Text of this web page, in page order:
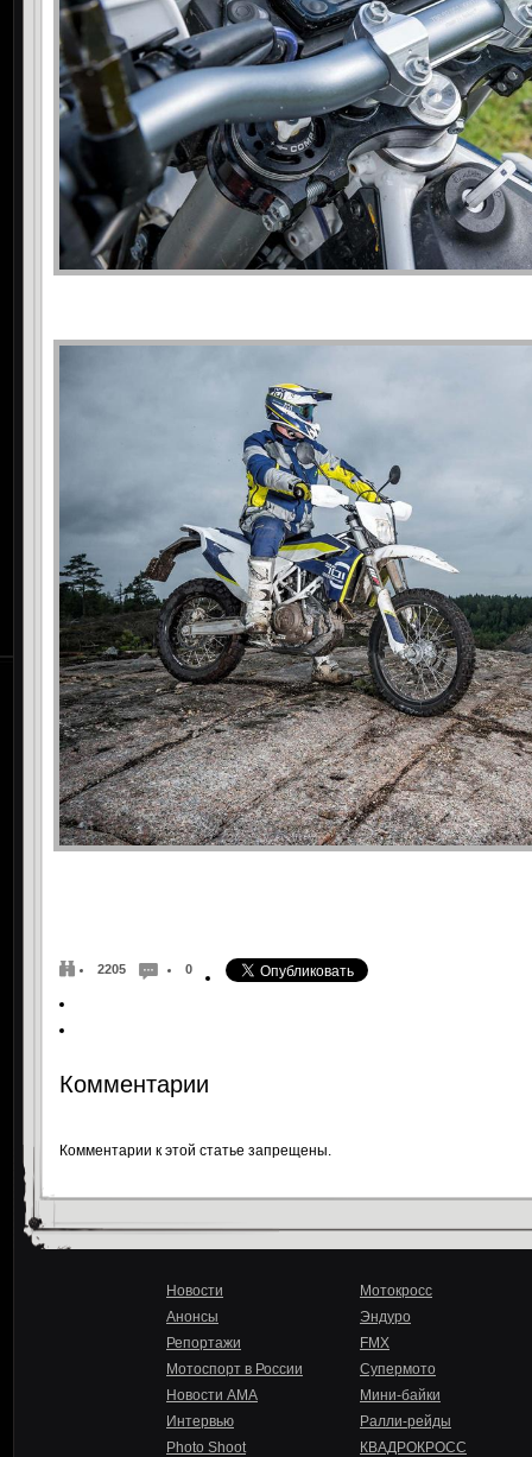
2205 0
Комментарии
Комментарии к этой статье запрещены.
Новости
Анонсы
Репортажи
Мотоспорт в России
Новости AMA
Интервью
Photo Shoot
Мотокросс
Эндуро
FMX
Супермото
Мини-байки
Ралли-рейды
КВАДРОКРОСС